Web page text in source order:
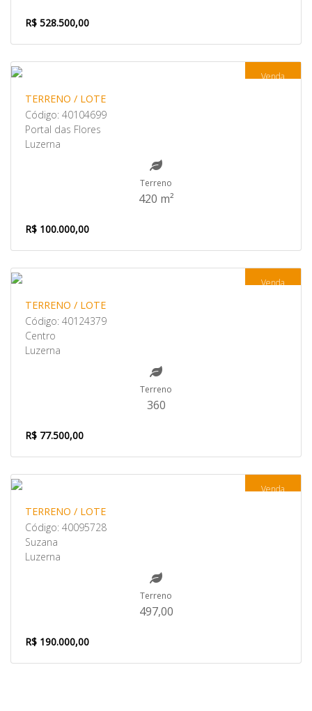
R$ 528.500,00
Venda
TERRENO / LOTE
Código: 40104699
Portal das Flores
Luzerna
Terreno
420 m²
R$ 100.000,00
Venda
TERRENO / LOTE
Código: 40124379
Centro
Luzerna
Terreno
360
R$ 77.500,00
Venda
TERRENO / LOTE
Código: 40095728
Suzana
Luzerna
Terreno
497,00
R$ 190.000,00